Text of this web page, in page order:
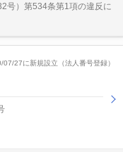
号）第534条第1項の違反に
07/27に新規設立（法人番号登録）